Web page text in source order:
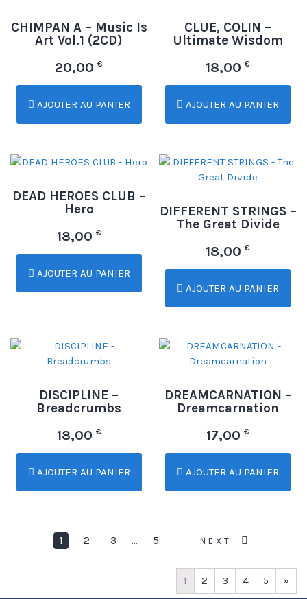
CHIMPAN A – Music Is
Art Vol.1 (2CD)
20,00€
AJOUTER AU PANIER
CLUE, COLIN –
Ultimate Wisdom
18,00€
AJOUTER AU PANIER
DEAD HEROES CLUB –
Hero
18,00 €
AJOUTER AU PANIER
DIFFERENT STRINGS –
The Great Divide
18,00€
AJOUTER AU PANIER
DISCIPLINE –
Breadcrumbs
18,00 €
AJOUTER AU PANIER
DREAMCARNATION –
Dreamcarnation
17,00€
AJOUTER AU PANIER
1 2 3 … 5 NEXT
1 2 3 4 5 »